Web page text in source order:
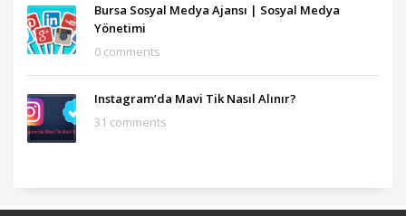
Bursa Sosyal Medya Ajansı‎ | Sosyal Medya
Yönetimi
0 comments
Instagram’da Mavi Tik Nasıl Alınır?
31 comments